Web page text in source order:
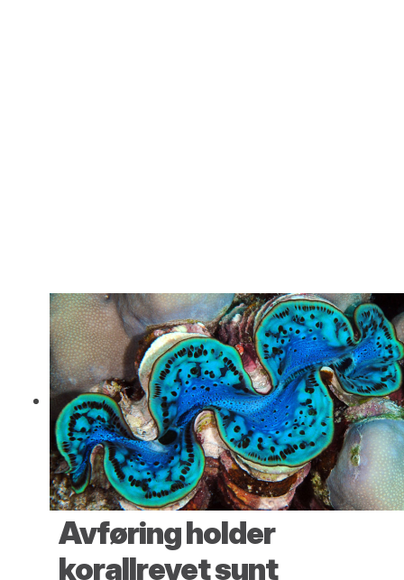
Avføring holder
korallrevet sunt